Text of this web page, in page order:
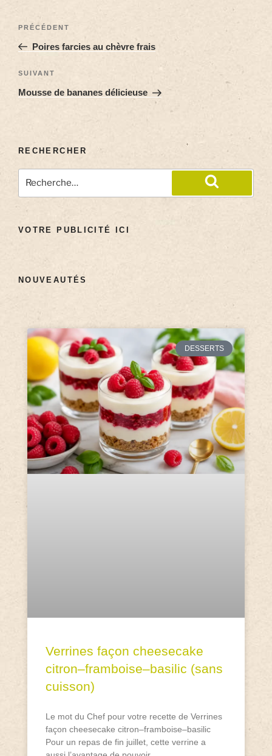
PRÉCÉDENT
Poires farcies au chèvre frais
SUIVANT
Mousse de bananes délicieuse
RECHERCHER
VOTRE PUBLICITÉ ICI
NOUVEAUTÉS
DESSERTS
Verrines façon cheesecake
citron–framboise–basilic (sans
cuisson)
Le mot du Chef pour votre recette de Verrines
façon cheesecake citron–framboise–basilic
Pour un repas de fin juillet, cette verrine a